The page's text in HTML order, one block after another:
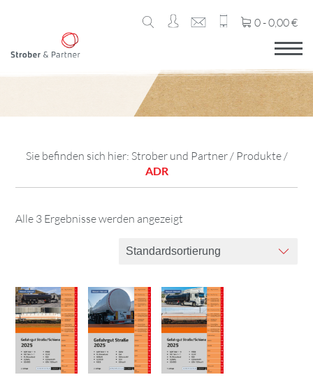
0 -0,00€
Sie befinden sich hier: Strober und Partner/ Produkte/
ADR
Alle 3 Ergebnisse werden angezeigt